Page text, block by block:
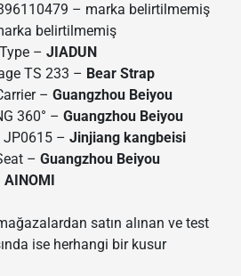
– marka belirtilmemiş
belirtilmemiş
– JIADUN
TS 233 – Bear Strap
– Guangzhou Beiyou
360° – Guangzhou Beiyou
JP0615 – Jinjiang kangbeisi
– Guangzhou Beiyou
AINOMI
satın alınan ve test
ise herhangi bir kusur